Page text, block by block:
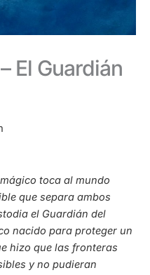
que separa ambos
el Guardián del
nacido para proteger un
hizo que las fronteras
y no pudieran